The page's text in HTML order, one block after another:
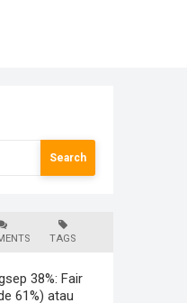
TAGS
38%: Fair
61%) atau